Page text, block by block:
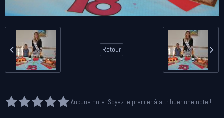
Retour
Aucune note. Soyez le premier à attribuer une note !